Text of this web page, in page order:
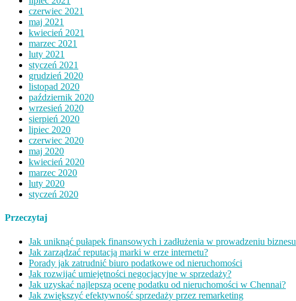
czerwiec 2021
maj 2021
kwiecień 2021
marzec 2021
luty 2021
styczeń 2021
grudzień 2020
listopad 2020
październik 2020
wrzesień 2020
sierpień 2020
lipiec 2020
czerwiec 2020
maj 2020
kwiecień 2020
marzec 2020
luty 2020
styczeń 2020
Przeczytaj
Jak uniknąć pułapek finansowych i zadłużenia w prowadzeniu biznesu
Jak zarządzać reputacją marki w erze internetu?
Porady jak zatrudnić biuro podatkowe od nieruchomości
Jak rozwijać umiejętności negocjacyjne w sprzedaży?
Jak uzyskać najlepszą ocenę podatku od nieruchomości w Chennai?
Jak zwiększyć efektywność sprzedaży przez remarketing